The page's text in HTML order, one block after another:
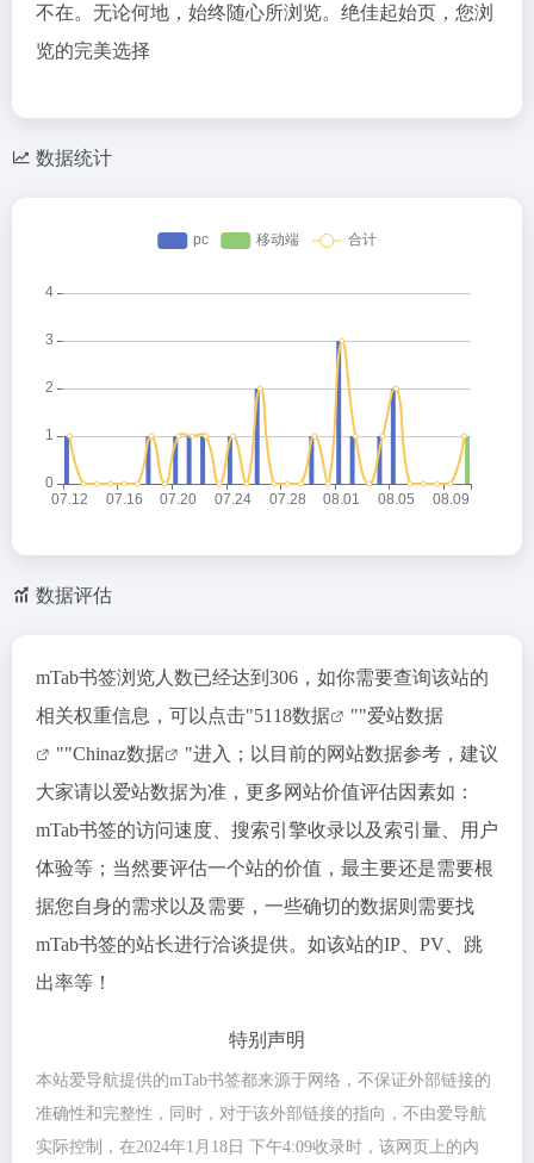
不在。无论何地，始终随心所浏览。绝佳起始页，您浏
览的完美选择
数据统计
数据评估
mTab书签浏览人数已经达到306，如你需要查询该站的
相关权重信息，可以点击"5118数据 ""爱站数据
""Chinaz数据
"进入；以目前的网站数据参考，建议
大家请以爱站数据为准，更多网站价值评估因素如：
mTab书签的访问速度、搜索引擎收录以及索引量、用户
体验等；当然要评估一个站的价值，最主要还是需要根
据您自身的需求以及需要，一些确切的数据则需要找
mTab书签的站长进行洽谈提供。如该站的IP、PV、跳
出率等！
特别声明
本站爱导航提供的mTab书签都来源于网络，不保证外部链接的
准确性和完整性，同时，对于该外部链接的指向，不由爱导航
实际控制，在2024年1月18日 下午4:09收录时，该网页上的内